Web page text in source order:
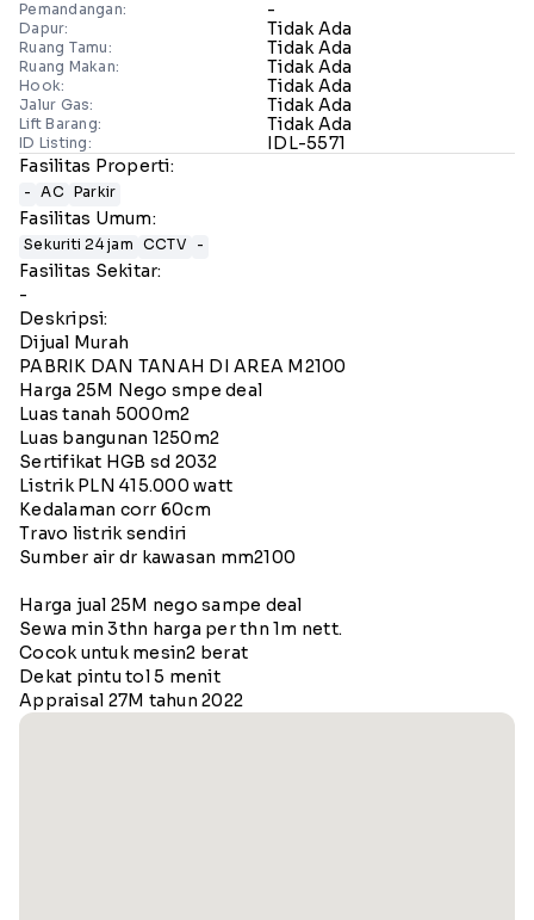
Pemandangan: -
Dapur: Tidak Ada
Ruang Tamu: Tidak Ada
Ruang Makan: Tidak Ada
Hook: Tidak Ada
Jalur Gas: Tidak Ada
Lift Barang: Tidak Ada
ID Listing:
IDL-5571
Fasilitas Properti:
- AC Parkir
Fasilitas Umum:
Sekuriti 24 jam CCTV -
Fasilitas Sekitar:
-
Deskripsi:
Dijual Murah
PABRIK DAN TANAH DI AREA M2100
Harga 25M Nego smpe deal
Luas tanah 5000m2
Luas bangunan 1250m2
Sertifikat HGB sd 2032
Listrik PLN 415.000 watt
Kedalaman corr 60cm
Travo listrik sendiri
Sumber air dr kawasan mm2100
Harga jual 25M nego sampe deal
Sewa min 3thn harga per thn 1m nett.
Cocok untuk mesin2 berat
Dekat pintu tol 5 menit
Appraisal 27M tahun 2022